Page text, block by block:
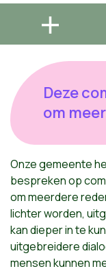
Deze
om
Onze gemeente
bespreken op
om meerdere
lichter worden,
kan dieper in te
uitgebreidere
mensen kunnen